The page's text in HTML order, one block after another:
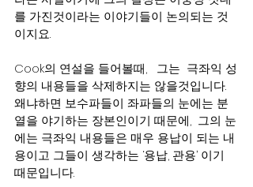
를 가진것이라는 이야기들이 논의되는 것
이지요.
Cook의 연설을 들어볼때,   그는  극좌익 성
향의 내용들을 삭제하지는 않을것입니다.
왜냐하면 보수파들이 좌파들의 눈에는 분
열을 야기하는 장본인이기 때문에,  그의 눈
에는 극좌익 내용들은 매우 용납이 되는 내
용이고 그들이 생각하는 ‘용납, 관용’ 이기
때문입니다.